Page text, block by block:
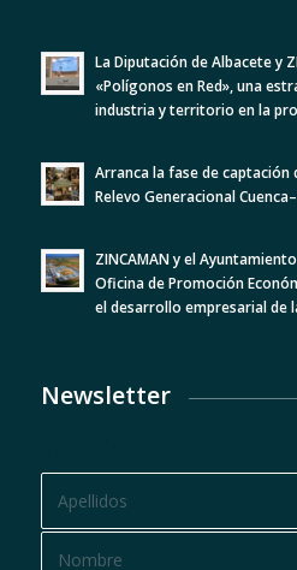
La Diputación de Albacete y
«Polígonos en Red», una
industria y territorio en la
Arranca la fase de captación
Relevo Generacional
ZINCAMAN y el
Oficina de Promoción
el desarrollo empresarial de
Newsletter